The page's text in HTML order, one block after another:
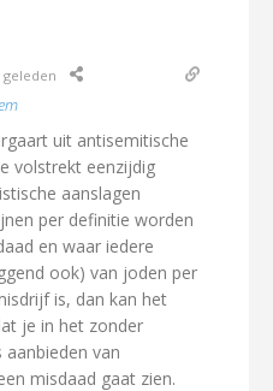
geleden
uit antisemitische
volstrekt eenzijdig
aanslagen
per definitie worden
en waar iedere
ook) van joden per
is, dan kan het
je in het zonder
van
misdaad gaat zien.